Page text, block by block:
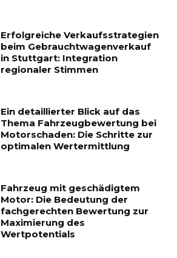
Erfolgreiche Verkaufsstrategien
beim Gebrauchtwagenverkauf
in Stuttgart: Integration
regionaler Stimmen
Ein detaillierter Blick auf das
Thema Fahrzeugbewertung bei
Motorschaden: Die Schritte zur
optimalen Wertermittlung
Fahrzeug mit geschädigtem
Motor: Die Bedeutung der
fachgerechten Bewertung zur
Maximierung des
Wertpotentials